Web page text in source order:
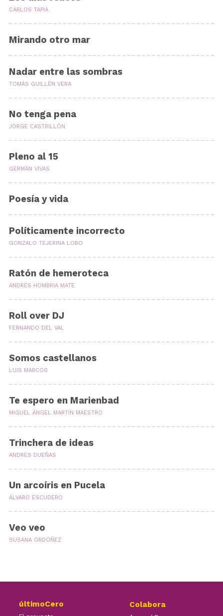
CARLOS TAPIA
Mirando otro mar
Nadar entre las sombras
TOMÁS GUILLÉN VERA
No tenga pena
JORGE CASTRILLÓN
Pleno al 15
GERMÁN VIVAS
Poesía y vida
Políticamente incorrecto
GONZALO TEJERINA LOBO
Ratón de hemeroteca
ANDRÉS HOMBRIA MATE
Roll over DJ
FERNANDO DEL VAL
Somos castellanos
LUIS MARCOS
Te espero en Marienbad
MIGUEL ÁNGEL MARTÍN MAESTRO
Trinchera de ideas
ANDRÉS DUEÑAS
Un arcoíris en Pucela
ÁLVARO ESCUDERO
Veo veo
SUSANA ORDÓÑEZ
últimoCero Colabora